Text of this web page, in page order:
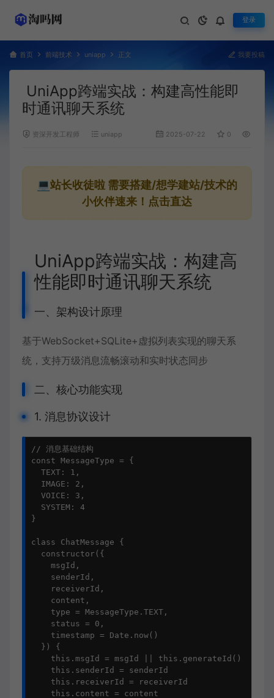
登录
首页 前端技术 uniapp 正文 我要投稿
UniApp跨端实战：构建高性能即
时通讯聊天系统
资深开发工程师 uniapp 2025-07-22 0
💻站长收徒啦 需要搭建/想学建站/技术的
小伙伴速来！点击直达
UniApp跨端实战：构建高
性能即时通讯聊天系统
一、架构设计原理
基于WebSocket+SQLite+虚拟列表实现的聊天系
统，支持万级消息流畅滚动和实时状态同步
二、核心功能实现
1. 消息协议设计
// 消息基础结构
const MessageType = {
  TEXT: 1,
  IMAGE: 2,
  VOICE: 3,
  SYSTEM: 4
}
class ChatMessage {
  constructor({
    msgId,
    senderId,
    receiverId,
    content,
    type = MessageType.TEXT,
    status = 0,
    timestamp = Date.now()
  }) {
    this.msgId = msgId || this.generateId()
    this.senderId = senderId
    this.receiverId = receiverId
    this.content = content